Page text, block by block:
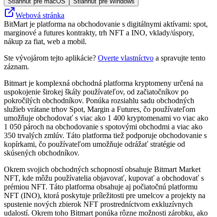
Webová stránka
BitMart je platforma na obchodovanie s digitálnymi aktívami: spot,
marginové a futures kontrakty, trh NFT a INO, vklady/úspory,
nákup za fiat, web a mobil.
Ste vývojárom tejto aplikácie? Overte vlastníctvo a spravujte tento
záznam.
Bitmart je komplexná obchodná platforma kryptomeny určená na
uspokojenie širokej škály používateľov, od začiatočníkov po
pokročilých obchodníkov. Ponúka rozsiahlu sadu obchodných
služieb vrátane trhov Spot, Margin a Futures, čo používateľom
umožňuje obchodovať s viac ako 1 400 kryptomenami vo viac ako
1 050 pároch na obchodovanie s spotovými obchodmi a viac ako
350 trvalých zmlúv. Táto platforma tiež podporuje obchodovanie s
kopírkami, čo používateľom umožňuje odrážať stratégie od
skúsených obchodníkov.
Okrem svojich obchodných schopností obsahuje Bitmart Market
NFT, kde môžu používatelia objavovať, kupovať a obchodovať s
prémiou NFT. Táto platforma obsahuje aj počiatočnú platformu
NFT (INO), ktorá poskytuje príležitosti pre umelcov a projekty na
spustenie nových zbierok NFT prostredníctvom exkluzívnych
udalostí. Okrem toho Bitmart ponúka rôzne možnosti zárobku, ako